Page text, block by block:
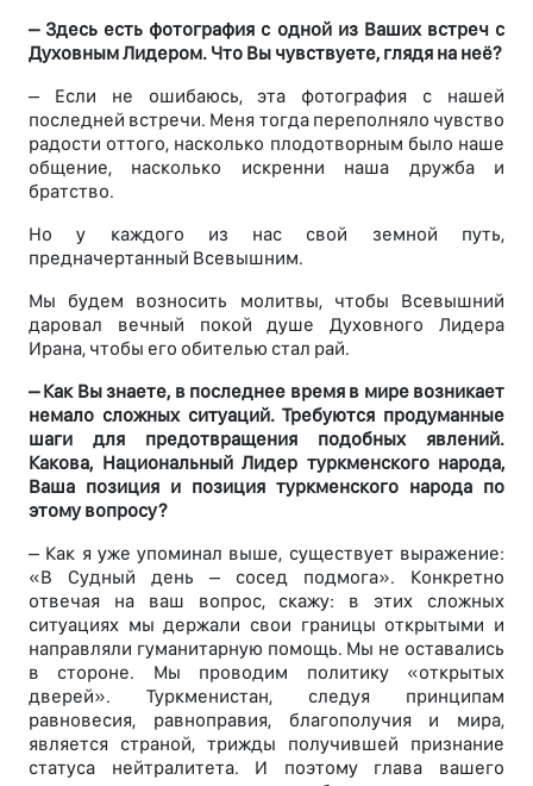
– Здесь есть фотография с одной из Ваших встреч с
Духовным Лидером. Что Вы чувствуете, глядя на неё?
– Если не ошибаюсь, эта фотография с нашей
последней встречи. Меня тогда переполняло чувство
радости оттого, насколько плодотворным было наше
общение, насколько искренни наша дружба и
братство.
Но у каждого из нас свой земной путь,
предначертанный Всевышним.
Мы будем возносить молитвы, чтобы Всевышний
даровал вечный покой душе Духовного Лидера
Ирана, чтобы его обителью стал рай.
– Как Вы знаете, в последнее время в мире возникает
немало сложных ситуаций. Требуются продуманные
шаги для предотвращения подобных явлений.
Какова, Национальный Лидер туркменского народа,
Ваша позиция и позиция туркменского народа по
этому вопросу?
– Как я уже упоминал выше, существует выражение:
«В Судный день – сосед подмога». Конкретно
отвечая на ваш вопрос, скажу: в этих сложных
ситуациях мы держали свои границы открытыми и
направляли гуманитарную помощь. Мы не оставались
в стороне. Мы проводим политику «открытых
дверей». Туркменистан, следуя принципам
равновесия, равноправия, благополучия и мира,
является страной, трижды получившей признание
статуса нейтралитета. И поэтому глава вашего